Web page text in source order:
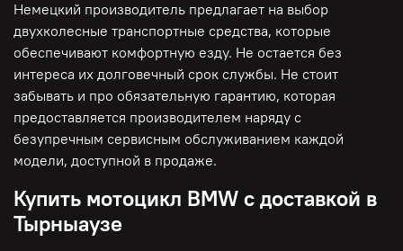
Немецкий производитель предлагает на выбор
двухколесные транспортные средства, которые
обеспечивают комфортную езду. Не остается без
интереса их долговечный срок службы. Не стоит
забывать и про обязательную гарантию, которая
предоставляется производителем наряду с
безупречным сервисным обслуживанием каждой
модели, доступной в продаже.
Купить мотоцикл BMW с доставкой в
Тырныаузе